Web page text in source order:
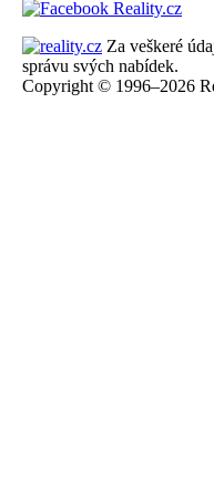
Za veškeré
správu svých nabídek.
Copyright © 1996–2026